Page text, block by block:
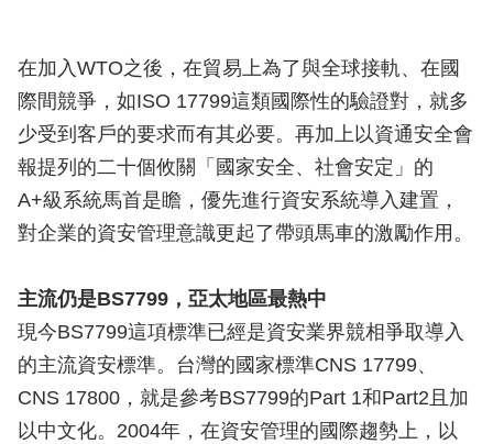
在加入WTO之後，在貿易上為了與全球接軌、在國
際間競爭，如ISO 17799這類國際性的驗證對，就多
少受到客戶的要求而有其必要。再加上以資通安全會
報提列的二十個攸關「國家安全、社會安定」的
A+級系統馬首是瞻，優先進行資安系統導入建置，
對企業的資安管理意識更起了帶頭馬車的激勵作用。
主流仍是BS7799，亞太地區最熱中
現今BS7799這項標準已經是資安業界競相爭取導入
的主流資安標準。台灣的國家標準CNS 17799、
CNS 17800，就是參考BS7799的Part 1和Part2且加
以中文化。2004年，在資安管理的國際趨勢上，以